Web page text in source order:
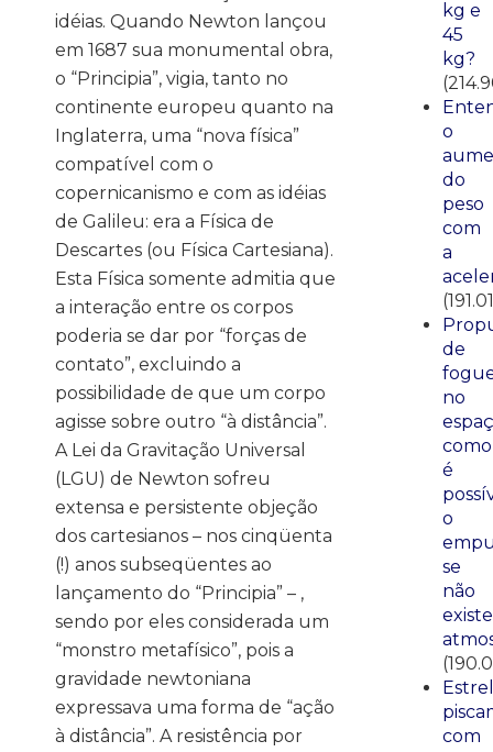
idéias. Quando Newton lançou
em 1687 sua monumental obra,
o “Principia”, vigia, tanto no
continente europeu quanto na
Inglaterra, uma “nova física”
compatível com o
copernicanismo e com as idéias
de Galileu: era a Física de
Descartes (ou Física Cartesiana).
Esta Física somente admitia que
a interação entre os corpos
poderia se dar por “forças de
contato”, excluindo a
possibilidade de que um corpo
agisse sobre outro “à distância”.
A Lei da Gravitação Universal
(LGU) de Newton sofreu
extensa e persistente objeção
dos cartesianos – nos cinqüenta
(!) anos subseqüentes ao
lançamento do “Principia” – ,
sendo por eles considerada um
“monstro metafísico”, pois a
gravidade newtoniana
expressava uma forma de “ação
à distância”. A resistência por
kg e
45
kg?
o
do
peso
com
a
de
no
como
é
o
se
não
existe
com